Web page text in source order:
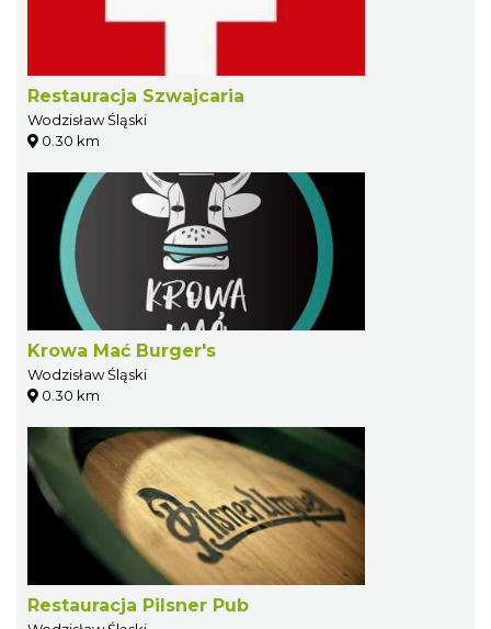
Restauracja Szwajcaria
Wodzisław Śląski
0.30 km
Krowa Mać Burger's
Wodzisław Śląski
0.30 km
Restauracja Pilsner Pub